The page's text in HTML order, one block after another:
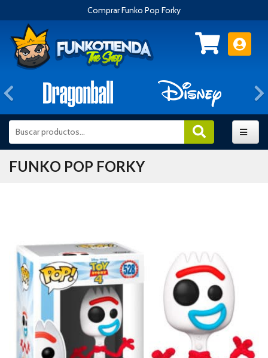
Comprar Funko Pop Forky
Anterior
FUNKO POP FORKY